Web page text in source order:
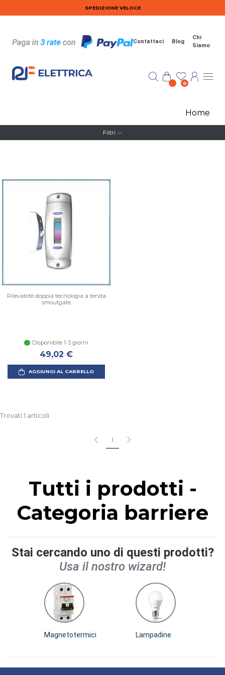
Salta al contenuto principaleSPEDIZIONE VELOCE
Contattaci Blog
Chi
Siamo
0
Home
Filtri
Rilevatote doppia tecnologia a tenda
smoutgate
Disponibile 1-3 giorni
49,02 €
AGGIUNGI AL CARRELLO
Trovati 1 articoli
1
Tutti i prodotti -
Categoria barriere
Stai cercando uno di questi prodotti?
Usa il nostro wizard!
Magnetotermici Lampadine